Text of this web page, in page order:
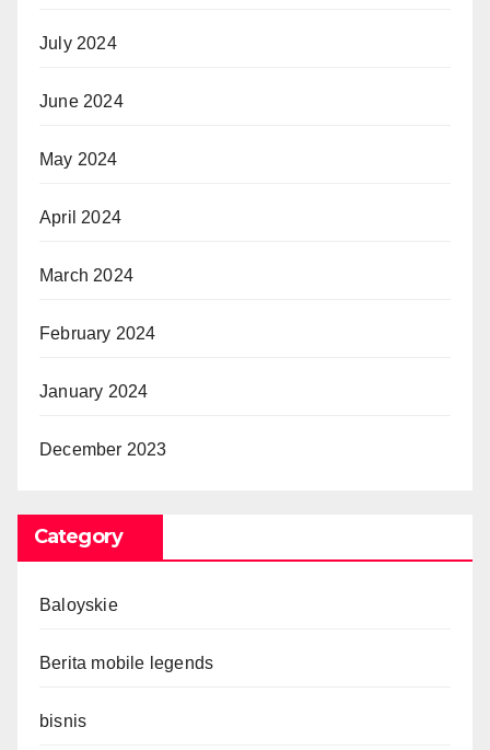
July 2024
June 2024
May 2024
April 2024
March 2024
February 2024
January 2024
December 2023
Category
Baloyskie
Berita mobile legends
bisnis